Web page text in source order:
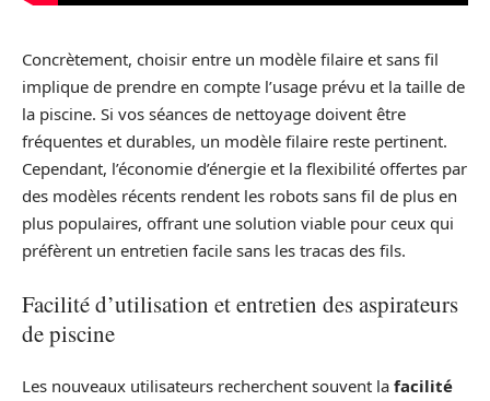
Concrètement, choisir entre un modèle filaire et sans fil
implique de prendre en compte l’usage prévu et la taille de
la piscine. Si vos séances de nettoyage doivent être
fréquentes et durables, un modèle filaire reste pertinent.
Cependant, l’économie d’énergie et la flexibilité offertes par
des modèles récents rendent les robots sans fil de plus en
plus populaires, offrant une solution viable pour ceux qui
préfèrent un entretien facile sans les tracas des fils.
Facilité d’utilisation et entretien des aspirateurs
de piscine
Les nouveaux utilisateurs recherchent souvent la facilité